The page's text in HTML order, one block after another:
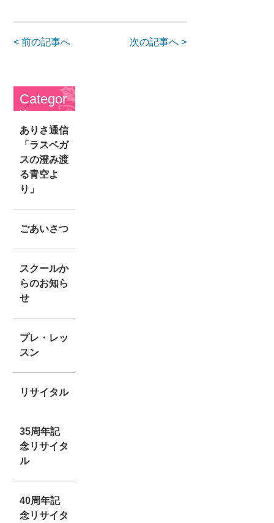
< 前の記事へ 次の記事へ >
Categor
y
ありさ通信
「ラスベガ
スの澄み渡
る青空よ
り」
ごあいさつ
スクールか
らのお知ら
せ
プレ・レッ
スン
リサイタル
35周年記
念リサイタ
ル
40周年記
念リサイタ